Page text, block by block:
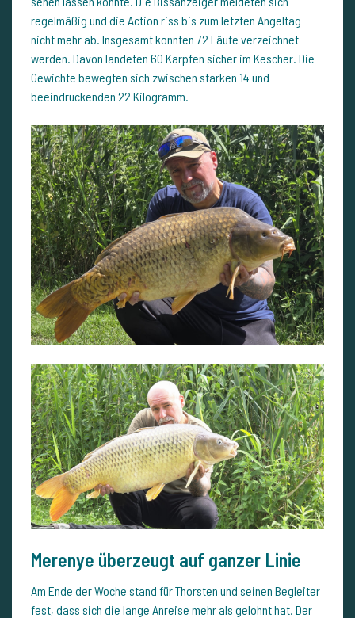
regelmäßig und die Action riss bis zum letzten Angeltag
nicht mehr ab. Insgesamt konnten 72 Läufe verzeichnet
werden. Davon landeten 60 Karpfen sicher im Kescher. Die
Gewichte bewegten sich zwischen starken 14 und
beeindruckenden 22 Kilogramm.
Merenye überzeugt auf ganzer Linie
Am Ende der Woche stand für Thorsten und seinen Begleiter
fest, dass sich die lange Anreise mehr als gelohnt hat. Der